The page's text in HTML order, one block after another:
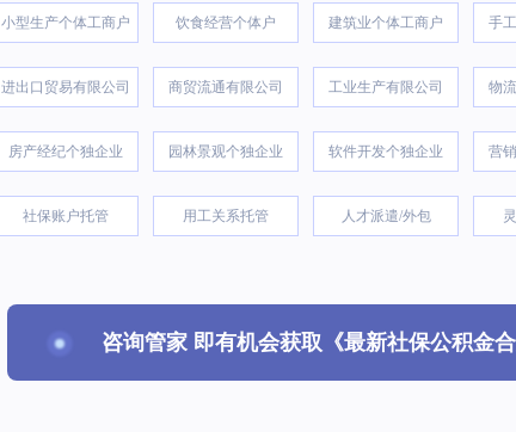
小型生产个体工商户 饮食经营个体户 建筑业个体工商户 手
进出口贸易有限公司 商贸流通有限公司 工业生产有限公司 物
房产经纪个独企业 园林景观个独企业 软件开发个独企业 营
社保账户托管 用工关系托管 人才派遣/外包
咨询管家 即有机会获取《最新社保公积金